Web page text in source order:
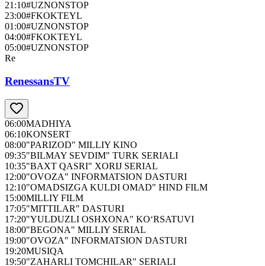
21:10#UZNONSTOP
23:00#FKOKTEYL
01:00#UZNONSTOP
04:00#FKOKTEYL
05:00#UZNONSTOP
Re
RenessansTV
06:00MADHIYA
06:10KONSERT
08:00"PARIZOD" MILLIY KINO
09:35"BILMAY SEVDIM" TURK SERIALI
10:35"BAXT QASRI" XORIJ SERIAL
12:00"OVOZA" INFORMATSION DASTURI
12:10"OMADSIZGA KULDI OMAD" HIND FILM
15:00MILLIY FILM
17:05"MITTILAR" DASTURI
17:20"YULDUZLI OSHXONA" KO‘RSATUVI
18:00"BEGONA" MILLIY SERIAL
19:00"OVOZA" INFORMATSION DASTURI
19:20MUSIQA
19:50"ZAHARLI TOMCHILAR" SERIALI